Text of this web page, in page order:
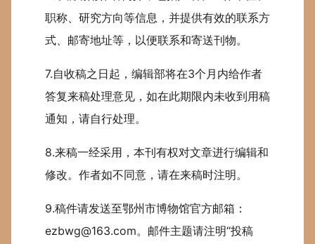
职称、研究方向等信息，并提供有效的联系方
式、邮寄地址等，以便联系和寄送刊物。
7.自收稿之日起，编辑部将在3个月内给作者
答复来稿处理意见，如在此期限内未收到用稿
通知，请自行处理。
8.来稿一经采用，本刊有权对文章进行编辑和
修改。作者如不同意，请在来稿时注明。
9.稿件请发送至鄂州市博物馆官方邮箱：
ezbwg@163.com。邮件主题请注明“投稿